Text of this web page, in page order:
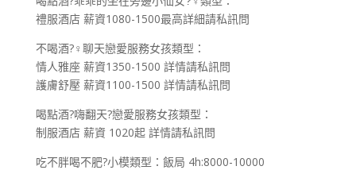
禮服酒店 薪資1080-1500最高詳細請私訊問
不喝酒?‍♀️聊天戀愛服務女孩類型：
情人雅座 薪資1350-1500 詳情請私訊問
護膚舒壓 薪資1100-1500 詳情請私訊問
喝點酒?嗨翻天?戀愛服務女孩類型：
制服酒店 薪資 1020起 詳情請私訊問
吃不胖喝不肥?小模類型：飯局 4h:8000-10000